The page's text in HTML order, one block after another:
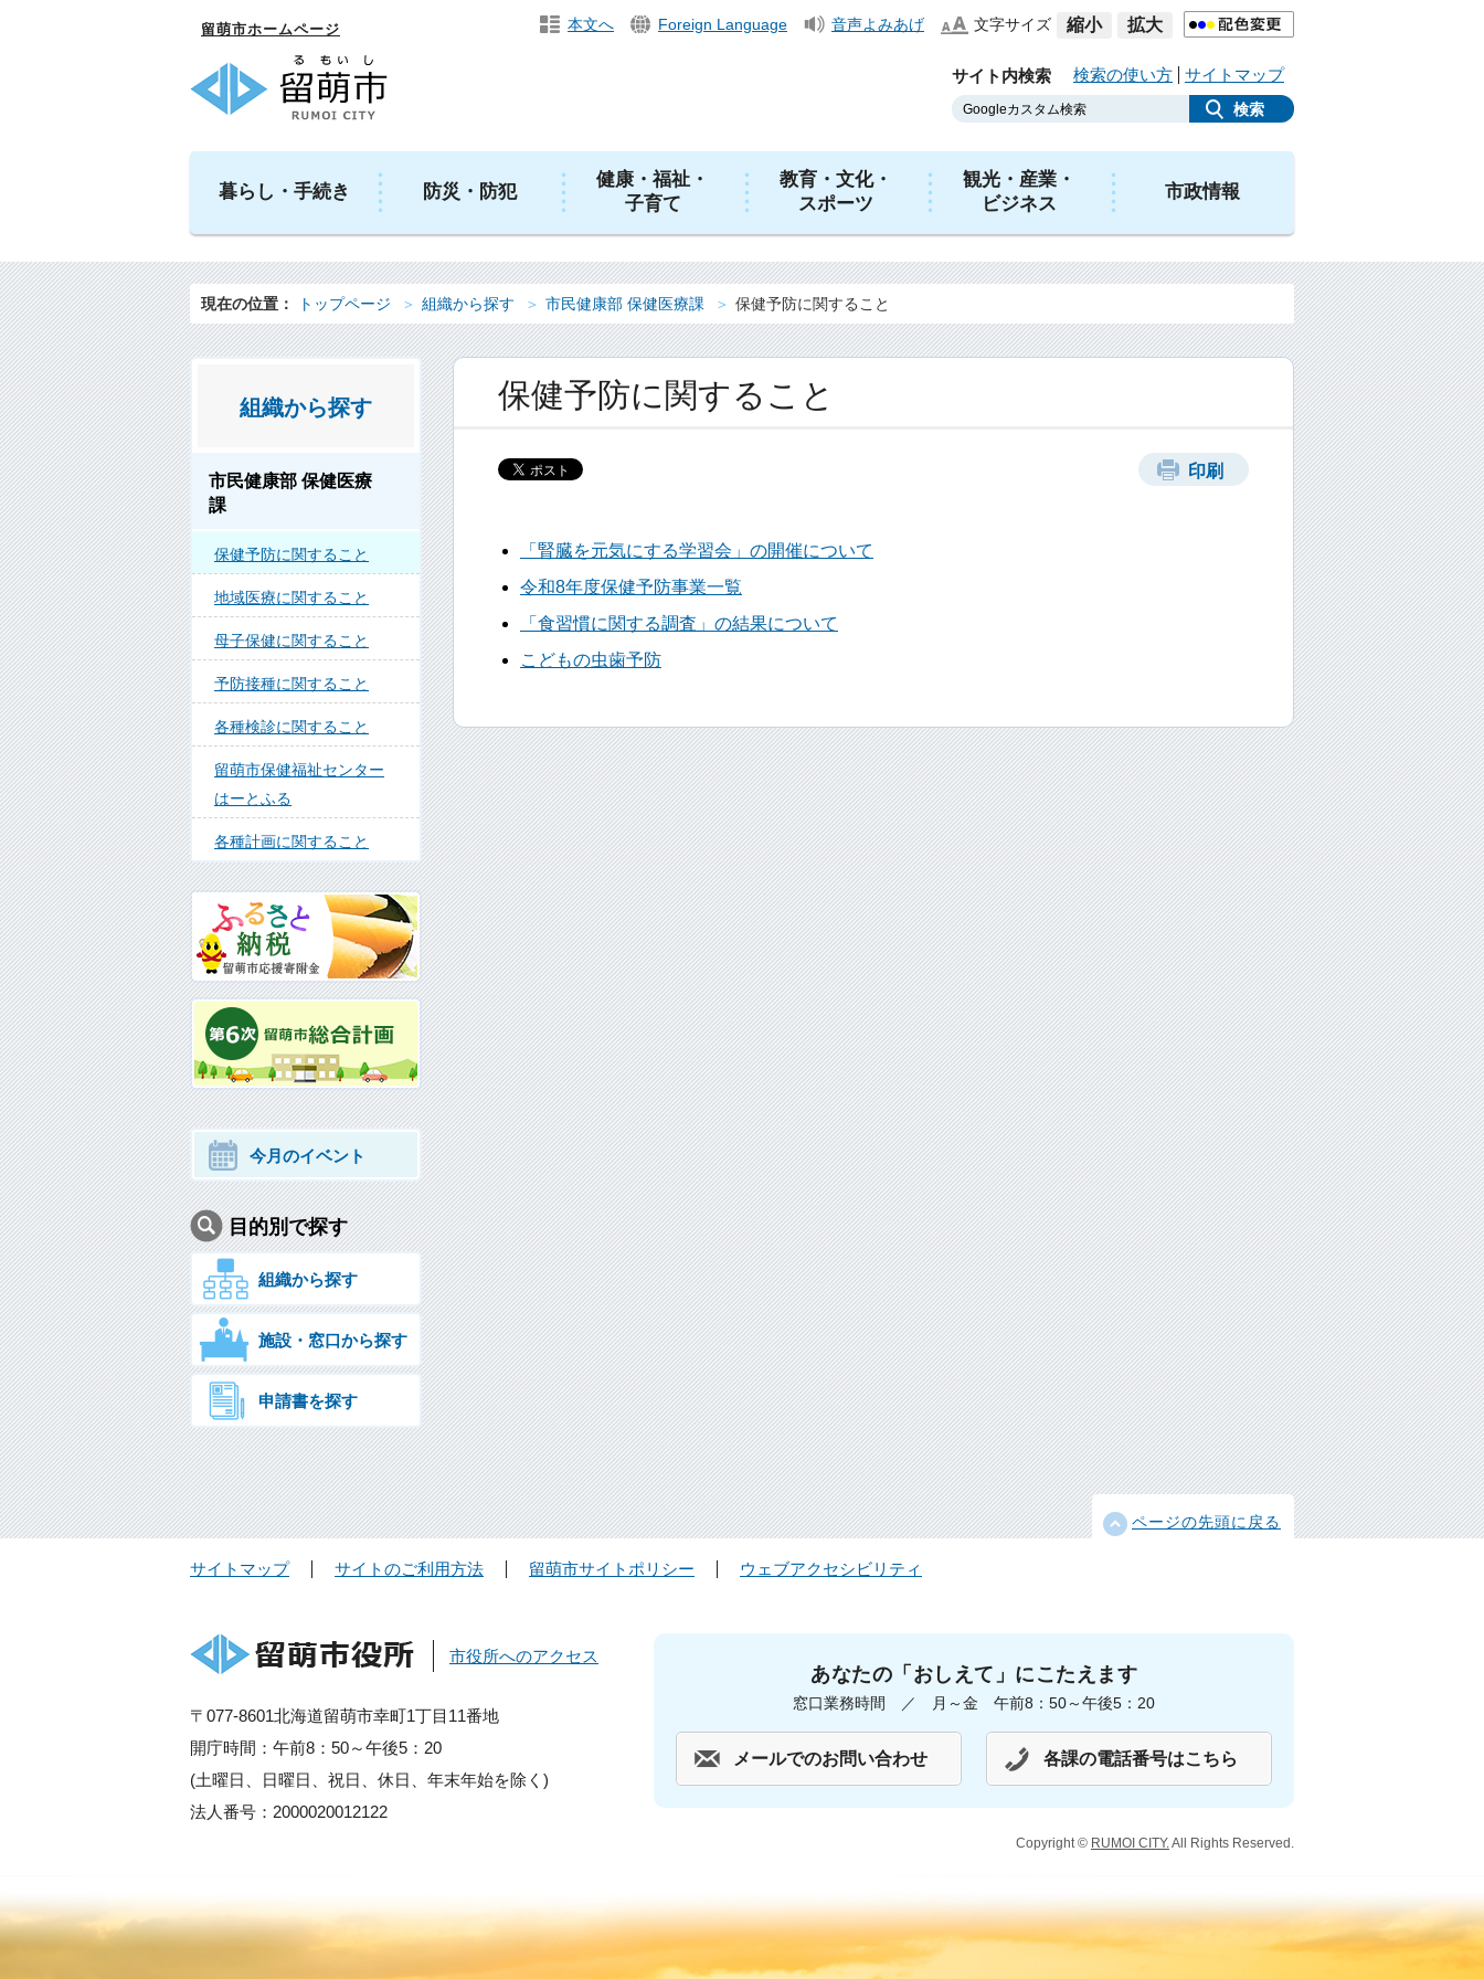
留萌市ホームページ 本文へ Foreign Language 音声よみあげ 文字サイズ 縮小 拡大
サイト内検索 検索の使い方 サイトマップ
暮らし・手続き 防災・防犯
健康・福祉・
子育て
教育・文化・
スポーツ
観光・産業・
ビジネス
市政情報
現在の位置： トップページ 組織から探す 市民健康部 保健医療課 保健予防に関すること
保健予防に関すること
印刷
「腎臓を元気にする学習会」の開催について
令和8年度保健予防事業一覧
「食習慣に関する調査」の結果について
こどもの虫歯予防
組織から探す
市民健康部 保健医療
課
保健予防に関すること
地域医療に関すること
母子保健に関すること
予防接種に関すること
各種検診に関すること
留萌市保健福祉センター
はーとふる
各種計画に関すること
今月のイベント
目的別で探す
組織から探す
施設・窓口から探す
申請書を探す
ページの先頭に戻る
サイトマップ サイトのご利用方法 留萌市サイトポリシー ウェブアクセシビリティ
市役所へのアクセス
〒077-8601北海道留萌市幸町1丁目11番地
開庁時間：午前8：50～午後5：20
(土曜日、日曜日、祝日、休日、年末年始を除く)
法人番号：2000020012122
あなたの「おしえて」にこたえます
窓口業務時間 ／ 月～金 午前8：50～午後5：20
メールでのお問い合わせ 各課の電話番号はこちら
Copyright © RUMOI CITY.All Rights Reserved.